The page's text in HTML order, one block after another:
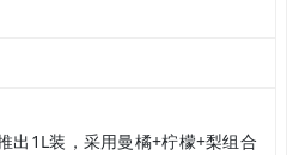
出1L装，采用曼橘+柠檬+梨组合